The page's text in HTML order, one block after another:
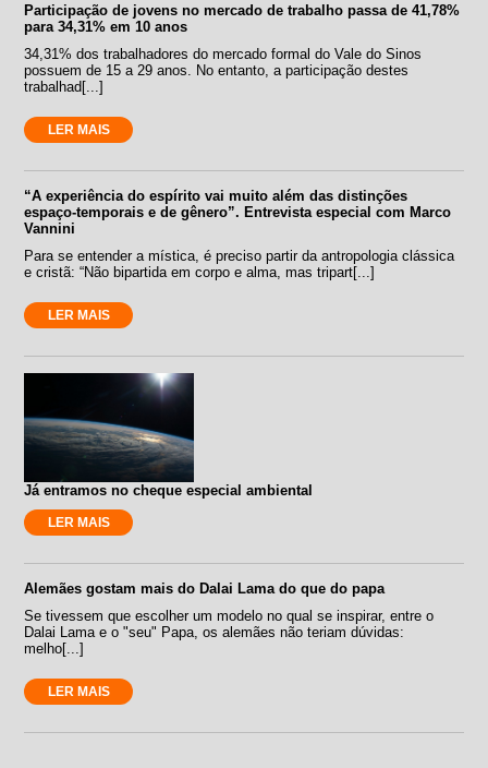
Participação de jovens no mercado de trabalho passa de 41,78%
para 34,31% em 10 anos
34,31% dos trabalhadores do mercado formal do Vale do Sinos
possuem de 15 a 29 anos. No entanto, a participação destes
trabalhad[...]
LER MAIS
“A experiência do espírito vai muito além das distinções
espaço-temporais e de gênero”. Entrevista especial com Marco
Vannini
Para se entender a mística, é preciso partir da antropologia clássica
e cristã: “Não bipartida em corpo e alma, mas tripart[...]
LER MAIS
Já entramos no cheque especial ambiental
LER MAIS
Alemães gostam mais do Dalai Lama do que do papa
Se tivessem que escolher um modelo no qual se inspirar, entre o
Dalai Lama e o "seu" Papa, os alemães não teriam dúvidas:
melho[...]
LER MAIS